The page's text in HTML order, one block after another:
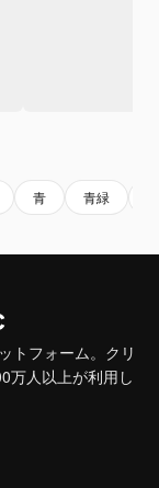
青 青緑
トフォーム。クリ
万人以上が利用し